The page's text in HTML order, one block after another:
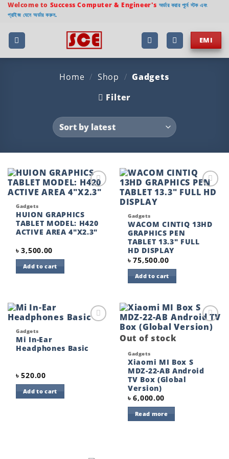
Skip
content
Welcome to Success Computer & Engineer's অর্ডার করার পূর্বে স্টক এবং
প্রাইজ যেনে অর্ডার করুন.
EMI
Home / Shop / Gadgets
Filter
Add to
Gadgets
HUION GRAPHICS
TABLET MODEL: H420
ACTIVE AREA 4″X2.3″
৳3,500.00
Add to cart
Add to
Gadgets
WACOM CINTIQ 13HD
GRAPHICS PEN
TABLET 13.3″ FULL
HD DISPLAY
৳75,500.00
Add to cart
Gadgets
Mi In-Ear
Headphones Basic
৳520.00
Add to cart
Add to
Out of stock
Gadgets
Xiaomi MI Box S
MDZ-22-AB Android
TV Box (Global
Version)
৳6,000.00
Read more